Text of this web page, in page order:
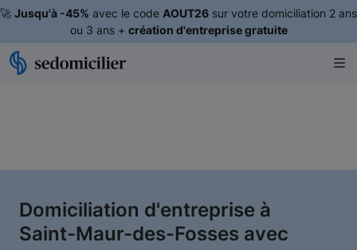
🚀 Jusqu'à -45% avec le code AOUT26 sur votre domiciliation 2 ans
ou 3 ans + création d'entreprise gratuite
Domiciliation d'entreprise à
Saint-Maur-des-Fosses avec